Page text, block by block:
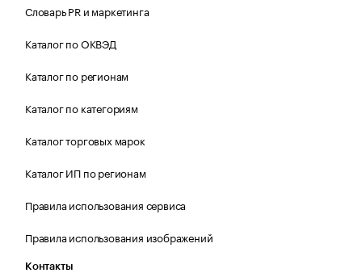
Словарь PR и маркетинга
Каталог по ОКВЭД
Каталог по регионам
Каталог по категориям
Каталог торговых марок
Каталог ИП по регионам
Правила использования сервиса
Правила использования изображений
Контакты